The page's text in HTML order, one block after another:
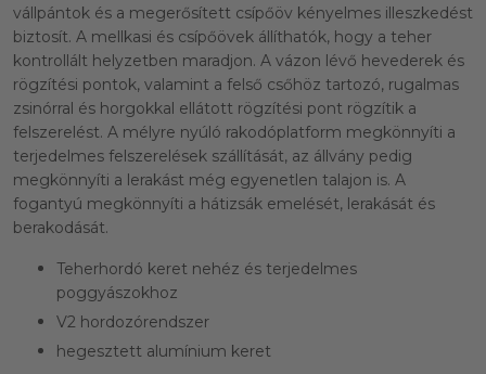
vállpántok és a megerősített csípőöv kényelmes illeszkedést
biztosít. A mellkasi és csípőövek állíthatók, hogy a teher
kontrollált helyzetben maradjon. A vázon lévő hevederek és
rögzítési pontok, valamint a felső csőhöz tartozó, rugalmas
zsinórral és horgokkal ellátott rögzítési pont rögzítik a
felszerelést. A mélyre nyúló rakodóplatform megkönnyíti a
terjedelmes felszerelések szállítását, az állvány pedig
megkönnyíti a lerakást még egyenetlen talajon is. A
fogantyú megkönnyíti a hátizsák emelését, lerakását és
berakodását.
Teherhordó keret nehéz és terjedelmes
poggyászokhoz
V2 hordozórendszer
hegesztett alumínium keret